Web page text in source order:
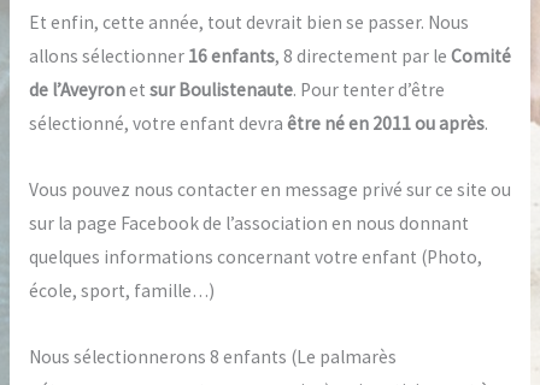
Et enfin, cette année, tout devrait bien se passer. Nous
allons sélectionner 16 enfants, 8 directement par le Comité
de l’Aveyronet sur Boulistenaute. Pour tenter d’être
sélectionné, votre enfant devra être né en 2011 ou après.
Vous pouvez nous contacter en message privé sur ce site ou
sur la page Facebook de l’association en nous donnant
quelques informations concernant votre enfant (Photo,
école, sport, famille…)
Nous sélectionnerons 8 enfants (Le palmarès